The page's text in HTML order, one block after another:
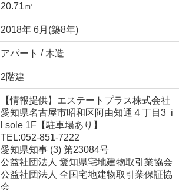
20.71㎡
2018年 6月(築8年)
アパート / 木造
2階建
【情報提供】エステートプラス株式会社
愛知県名古屋市昭和区阿由知通４丁目3 i
l sole 1F【駐車場あり】
TEL:052-851-7222
愛知県知事 (3) 第23084号
公益社団法人 愛知県宅地建物取引業協会
公益社団法人 全国宅地建物取引業保証協
会